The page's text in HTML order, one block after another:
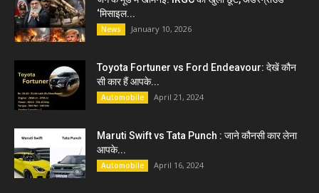
‘मिसाइल...
News January 10, 2026
Toyota Fortuner vs Ford Endeavour: देखें कौन
सी कार हैं आपके...
Automobile April 21, 2024
Maruti Swift vs Tata Punch : जाने कौनसी कार लेना
आपके...
Automobile April 16, 2024